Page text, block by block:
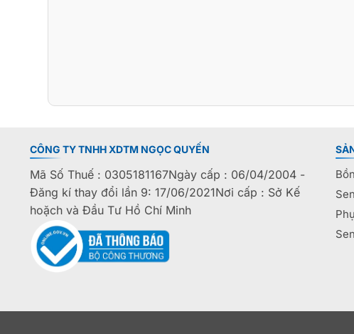
CÔNG TY TNHH XDTM NGỌC QUYẾN
Mã Số Thuế : 0305181167Ngày cấp : 06/04/2004 -
Đăng kí thay đổi lần 9: 17/06/2021Nơi cấp : Sở Kế
hoặch và Đầu Tư Hồ Chí Minh